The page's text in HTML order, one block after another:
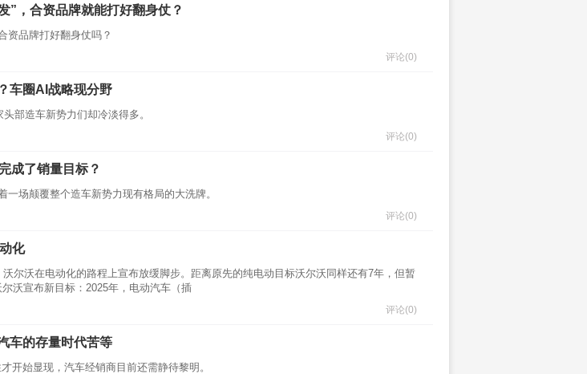
”，合资品牌就能打好翻身仗？
资品牌打好翻身仗吗？
评论(0)
车圈AI战略现分野
部造车新势力们却冷淡得多。
评论(0)
成了销量目标？
一场颠覆整个造车新势力现有格局的大洗牌。
评论(0)
化
尔沃在电动化的路程上宣布放缓脚步。距离原先的纯电动目标沃尔沃同样还有7年，但暂
沃宣布新目标：2025年，电动汽车（插
评论(0)
车的存量时代苦等
开始显现，汽车经销商目前还需静待黎明。